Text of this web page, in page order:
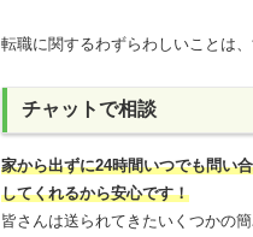
転職に関するわずらわしいことは
チャットで相談
家から出ずに24時間いつでも問い
してくれるから安心です！
皆さんは送られてきたいくつかの